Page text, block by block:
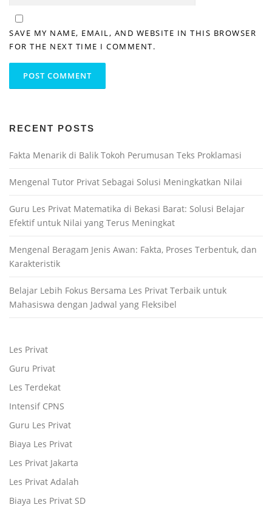
SAVE MY NAME, EMAIL, AND WEBSITE IN THIS BROWSER
FOR THE NEXT TIME I COMMENT.
RECENT POSTS
Fakta Menarik di Balik Tokoh Perumusan Teks Proklamasi
Mengenal Tutor Privat Sebagai Solusi Meningkatkan Nilai
Guru Les Privat Matematika di Bekasi Barat: Solusi Belajar
Efektif untuk Nilai yang Terus Meningkat
Mengenal Beragam Jenis Awan: Fakta, Proses Terbentuk, dan
Karakteristik
Belajar Lebih Fokus Bersama Les Privat Terbaik untuk
Mahasiswa dengan Jadwal yang Fleksibel
Les Privat
Guru Privat
Les Terdekat
Intensif CPNS
Guru Les Privat
Biaya Les Privat
Les Privat Jakarta
Les Privat Adalah
Biaya Les Privat SD